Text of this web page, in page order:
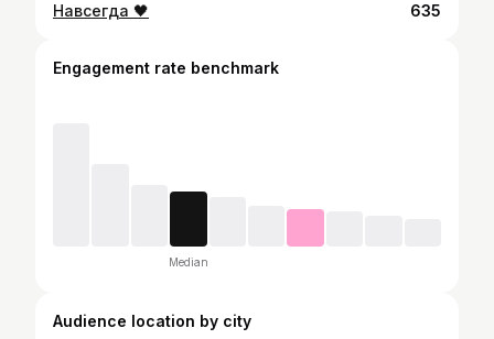
Навсегда 🖤 635
Engagement rate benchmark
Median
Audience location by city